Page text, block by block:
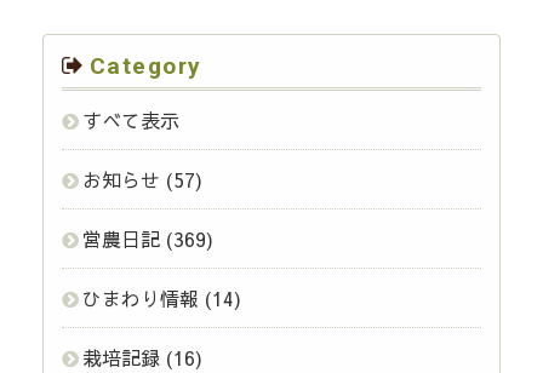
Category
すべて表示
お知らせ (57)
営農日記(369)
ひまわり情報 (14)
栽培記録(16)